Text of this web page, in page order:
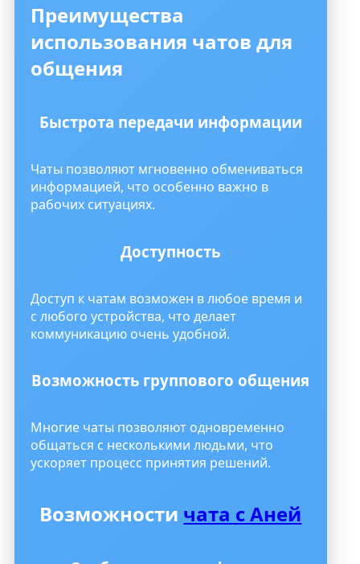
Преимущества
использования чатов для
общения
Быстрота передачи информации
Чаты позволяют мгновенно обмениваться
информацией, что особенно важно в
рабочих ситуациях.
Доступность
Доступ к чатам возможен в любое время и
с любого устройства, что делает
коммуникацию очень удобной.
Возможность группового общения
Многие чаты позволяют одновременно
общаться с несколькими людьми, что
ускоряет процесс принятия решений.
Возможности чата с Аней